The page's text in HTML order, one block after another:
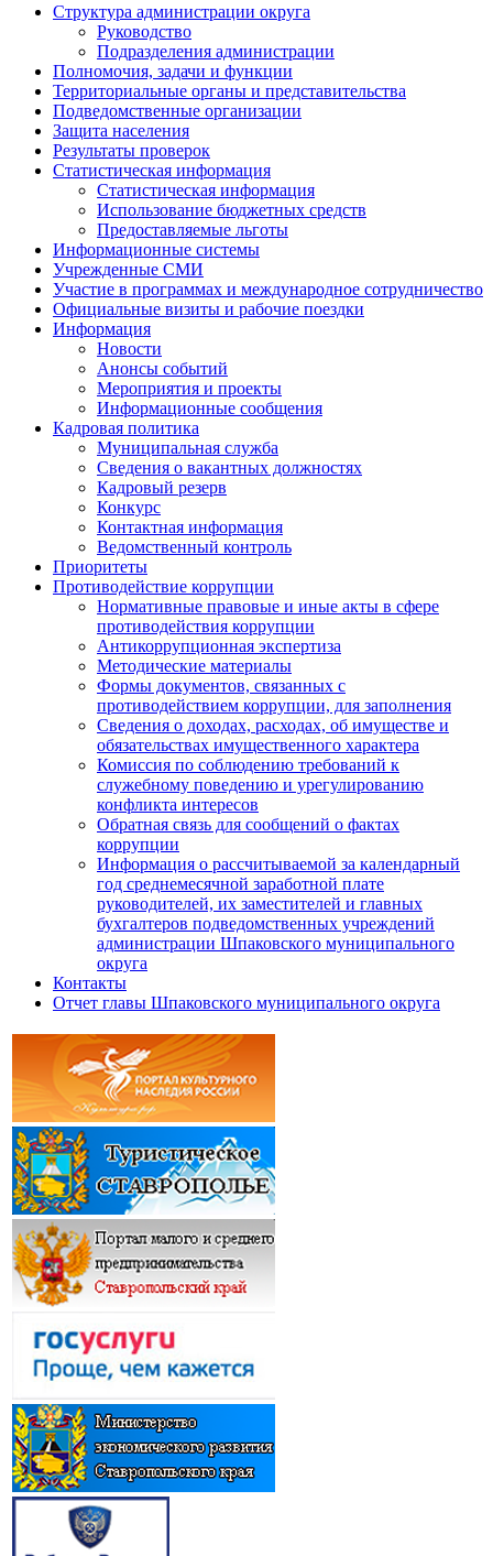
Структура администрации округа
Руководство
Подразделения администрации
Полномочия, задачи и функции
Территориальные органы и представительства
Подведомственные организации
Защита населения
Результаты проверок
Статистическая информация
Статистическая информация
Использование бюджетных средств
Предоставляемые льготы
Информационные системы
Учрежденные СМИ
Участие в программах и международное сотрудничество
Официальные визиты и рабочие поездки
Информация
Новости
Анонсы событий
Мероприятия и проекты
Информационные сообщения
Кадровая политика
Муниципальная служба
Сведения о вакантных должностях
Кадровый резерв
Конкурс
Контактная информация
Ведомственный контроль
Приоритеты
Противодействие коррупции
Нормативные правовые и иные акты в сфере
противодействия коррупции
Антикоррупционная экспертиза
Методические материалы
Формы документов, связанных с
противодействием коррупции, для заполнения
Сведения о доходах, расходах, об имуществе и
обязательствах имущественного характера
Комиссия по соблюдению требований к
служебному поведению и урегулированию
конфликта интересов
Обратная связь для сообщений о фактах
коррупции
Информация о рассчитываемой за календарный
год среднемесячной заработной плате
руководителей, их заместителей и главных
бухгалтеров подведомственных учреждений
администрации Шпаковского муниципального
округа
Контакты
Отчет главы Шпаковского муниципального округа